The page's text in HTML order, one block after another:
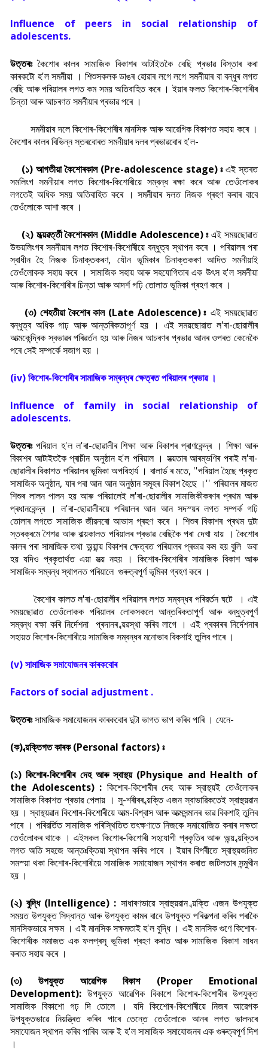
Influence of peers in social relationship of
adolescents.
উত্তৰঃকৈশোৰ কালৰ সামাজিক বিকাশৰ আটাইতকৈ বেছি প্ৰভাৱ বিস্তাৰ কৰা
কাৰকটো হ'ল সমনীয়া । শিশুসকলক ডাঙৰ হোৱাৰ লগে লগে সমনীয়াৰ বা বন্ধুৰ লগত
বেছি আৰু পৰিয়ালৰ লগত কম সময় অতিবাহিত কৰে । ইয়াৰ ফলত কিশোৰ-কিশোৰীৰ
চিন্তা আৰু আচৰণত সমনীয়াৰ প্ৰভাৱ পৰে ।
সমনীয়াৰ দলে কিশোৰ-কিশোৰীৰ মানসিক আৰু আৱেগিক বিকাশত সহায় কৰে ।
কৈশোৰ কালৰ বিভিন্ন স্তৰবোৰত সমনীয়াৰ দলৰ প্ৰভাৱবোৰ হ'ল-
(১) আগতীয়া কৈশোৰকাল (Pre-adolescence stage) ঃএই স্তৰত
সমলিংগ সমনীয়াৰ লগত কিশোৰ-কিশোৰীয়ে সম্বন্ধ ৰক্ষা কৰে আৰু তেওঁলোকৰ
লগতেই অধিক সময় অতিবাহিত কৰে । সমনীয়াৰ দলত নিজক গ্ৰহণ কৰাৰ বাবে
তেওঁলোকে আশা কৰে ।
(২) মধ্য়ৱৰ্ত্তী কৈশোৰকাল (Middle Adolescence) ঃএই সময়ছোৱাত
উভয়লিংগৰ সমনীয়াৰ লগত কিশোৰ-কিশোৰীয়ে বন্ধুত্ব স্থাপন কৰে । পৰিয়ালৰ পৰা
স্বাধীন হৈ নিজক চিনাক্তকৰণ, যৌন ভূমিকাৰ চিনাক্তকৰণ আদিত সমনীয়াই
তেওঁলোকক সহায় কৰে । সামাজিক সহায় আৰু সহযোগিতাৰ এক উৎস হ'ল সমনীয়া
আৰু কিশোৰ-কিশোৰীৰ চিন্তা আৰু আদৰ্শ গঢ়ি তোলাত ভূমিকা গ্ৰহণ কৰে ।
(৩) শেহতীয়া কৈশোৰ কাল (Late Adolescence) ঃ এই সময়ছোৱাত
বন্ধুত্ব অধিক গাঢ় আৰু আন্তৰিকতাপূৰ্ণ হয় । এই সময়ছোৱাত ল'ৰা-ছোৱালীৰ
আত্মকেন্দ্ৰিক স্বভাৱৰ পৰিৱৰ্তন হয় আৰু নিজৰ আচৰণৰ প্ৰভাৱ আনৰ ওপৰত কেনেকৈ
পৰে সেই সম্পৰ্কে সজাগ হয় ।
(iv) কিশোৰ-কিশোৰীৰ সামাজিক সম্বন্ধৰ ক্ষেত্ৰত পৰিয়ালৰ প্ৰভাৱ ।
Influence of family in social relationship of
adolescents.
উত্তৰঃপৰিয়াল হ'ল ল'ৰা-ছোৱালীৰ শিক্ষা আৰু বিকাশৰ প্ৰাণকেন্দ্ৰ । শিক্ষা আৰু
বিকাশৰ আটাইতকৈ প্ৰাচীন অনুষ্ঠান হ'ল পৰিয়াল । সভ্য়তাৰ আৰম্ভণিৰ পৰাই ল'ৰা-
ছোৱালীৰ বিকাশত পৰিয়ালৰ ভূমিকা অপৰিহাৰ্য । বালাৰ্ড ৰ মতে, ''পৰিয়াল হৈছে প্ৰকৃত
সামাজিক অনুষ্ঠান, যাৰ পৰা আন আন অনুষ্ঠান সমূহৰ বিকাশ হৈছে ।'' পৰিয়ালৰ মাজত
শিশুৰ লালন পালন হয় আৰু পৰিয়ালেই ল'ৰা-ছোৱালীৰ সামাজিকীকৰণৰ প্ৰথম আৰু
প্ৰধানকেন্দ্ৰ । ল'ৰা-ছোৱালীৰয়ে পৰিয়ালৰ আন আন সদস্য়ৰ লগত সম্পৰ্ক গঢ়ি
তোলাৰ লগতে সামাজিক জীৱনৰো আভাস গ্ৰহণ কৰে । শিশুৰ বিকাশৰ প্ৰথম দুটা
স্তৰক্ৰমে শৈশৱ আৰু বাল্য়কালত পৰিয়ালৰ প্ৰভাৱ বেছিকৈ পৰা দেখা যায় । কৈশোৰ
কালৰ পৰা সামাজিক তথা অন্য়ান্য় বিকাশৰ ক্ষেত্ৰত পৰিয়ালৰ প্ৰভাৱ কম হয় বুলি ভবা
হয় যদিও প্ৰকৃতাৰ্থত এয়া সত্য় নহয় । কিশোৰ-কিশোৰীৰ সামাজিক বিকাশ আৰু
সামাজিক সম্বন্ধ স্থাপনত পৰিয়ালে গুৰুত্বপূৰ্ণ ভূমিকা গ্ৰহণ কৰে ।
কৈশোৰ কালত ল'ৰা-ছোৱালীৰ পৰিয়ালৰ লগত সম্বন্ধৰ পৰিৱৰ্তন ঘটে । এই
সময়ছোৱাত তেওঁলোকক পৰিয়ালৰ লোকসকলে আন্তৰিকতাপূৰ্ণ আৰু বন্ধুত্বপূৰ্ণ
সম্বন্ধ ৰক্ষা কৰি নিৰ্দেশনা প্ৰদানৰ ব্য়ৱস্থা কৰিব লাগে । এই প্ৰকাৰৰ নিৰ্দেশনাৰ
সহায়ত কিশোৰ-কিশোৰীয়ে সামাজিক সম্বন্ধৰ মনোভাব বিকশাই তুলিব পাৰে ।
(v) সামাজিক সমাযোজনৰ কাৰকবোৰ
Factors of social adjustment .
উত্তৰঃসামাজিক সমাযোজনৰ কাৰকবোৰ দুটা ভাগত ভাগ কৰিব পাৰি । যেনে-
(ক) ব্য়ক্তিগত কাৰক (Personal factors) ঃ
(১) কিশোৰ-কিশোৰীৰ দেহ আৰু স্বাস্থ্য় (Physique and Health of
the Adolescents) : কিশোৰ-কিশোৰীৰ দেহ আৰু স্বাস্থ্য়ই তেওঁলোকৰ
সামাজিক বিকাশত প্ৰভাৱ পেলায় । সু-শৰীৰৰ ব্য়ক্তি এজন স্বাভাৱিকতেই স্বাস্থ্য়ৱান
হয় । স্বাস্থ্য়ৱান কিশোৰ-কিশোৰীয়ে আত্ম-বিশ্বাস আৰু আত্মসন্মানৰ ভাৱ বিকশাই তুলিব
পাৰে । পৰিৱৰ্তিত সামাজিক পৰিস্থিতিত তৎক্ষণাতে নিজকে সমাযোজিত কৰাৰ দক্ষতা
তেওঁলোকৰ থাকে । এইসকল কিশোৰ-কিশোৰী সহযোগী প্ৰকৃতিৰ আৰু অন্য় ব্য়ক্তিৰ
লগত অতি সহজে আন্তঃক্তিয়া স্থাপন কৰিব পাৰে । ইয়াৰ বিপৰীতে স্বাস্থ্য়জনিত
সমস্য়া থকা কিশোৰ-কিশোৰীয়ে সামাজিক সমাযোজন স্থাপন কৰাত জটিলতাৰ সন্মুখীন
হয় ।
(২) বুদ্ধি (Intelligence) : সাধাৰণভাৱে স্বাস্থ্য়ৱান ব্য়ক্তি এজন উপযুক্ত
সময়ত উপযুক্ত সিদ্ধান্ত আৰু উপযুক্ত কামৰ বাবে উপযুক্ত পৰিকল্পনা কৰিব পৰাকৈ
মানসিকভাৱে সক্ষম । এই মানসিক সক্ষমতাই হ'ল বুদ্ধি । এই মানসিক গুণে কিশোৰ-
কিশোৰীক সমাজত এক ফলপ্ৰসূ ভূমিকা গ্ৰহণ কৰাত আৰু সামাজিক বিকাশ সাধন
কৰাত সহায় কৰে ।
(৩) উপযুক্ত আৱেগিক বিকাশ (Proper Emotional
Development): উপযুক্ত আৱেগিক বিকাশে কিশোৰ-কিশোৰীৰ উপযুক্ত
সামাজিক বিকাশো গঢ় দি তোলে । যদি কিশোেৰ-কিশোৰীয়ে নিজৰ আৱেগক
উপযুক্তভাৱে নিয়ন্ত্ৰিত কৰিব পাৰে তেন্তে তেওঁলোকে আনৰ লগত ভালদৰে
সমাযোজন স্থাপন কৰিব পাৰিব আৰু ই হ'ল সামাজিক সমাযোজনৰ এক গুৰুত্বপূৰ্ণ দিশ
।